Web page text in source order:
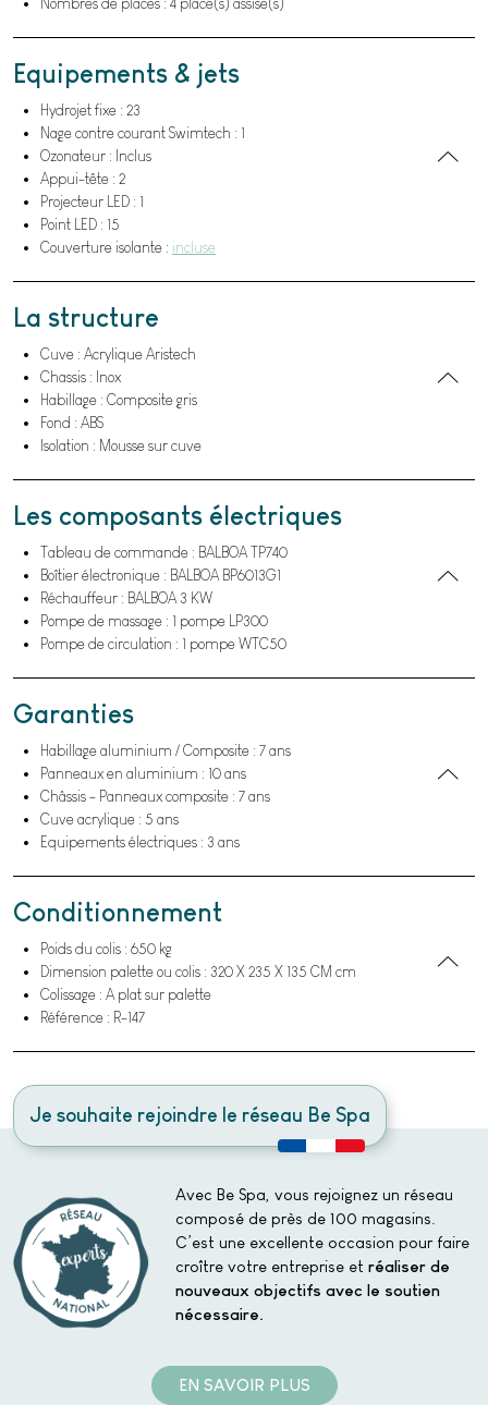
Equipements & jets
Hydrojet fixe : 23
Nage contre courant Swimtech : 1
Ozonateur : Inclus
Appui-tête : 2
Projecteur LED : 1
Point LED : 15
Couverture isolante : incluse
La structure
Cuve : Acrylique Aristech
Chassis : Inox
Habillage : Composite gris
Fond : ABS
Isolation : Mousse sur cuve
Les composants électriques
Tableau de commande : BALBOA TP740
Boîtier électronique : BALBOA BP6013G1
Réchauffeur : BALBOA 3 KW
Pompe de massage : 1 pompe LP300
Pompe de circulation : 1 pompe WTC50
Garanties
Habillage aluminium / Composite : 7 ans
Panneaux en aluminium : 10 ans
Châssis - Panneaux composite : 7 ans
Cuve acrylique : 5 ans
Equipements électriques : 3 ans
Conditionnement
Poids du colis : 650 kg
Dimension palette ou colis : 320 X 235 X 135 CM cm
Colissage : A plat sur palette
Référence : R-147
Je souhaite rejoindre le réseau Be Spa
Avec Be Spa, vous rejoignez un réseau
composé de près de 100 magasins.
C’est une excellente occasion pour faire
croître votre entreprise etréaliser de
nouveaux objectifs avec le soutien
nécessaire.
EN SAVOIR PLUS